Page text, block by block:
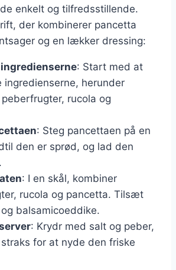
enkelt og tilfredsstillende.
der kombinerer pancetta
og en lækker dressing:
: Start med at
ingredienserne, herunder
rucola og
: Steg pancettaen på en
den er sprød, og lad den
: I en skål, kombiner
rucola og pancetta. Tilsæt
balsamicoeddike.
: Krydr med salt og peber,
for at nyde den friske